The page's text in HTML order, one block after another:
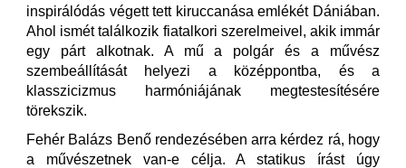
inspirálódás végett tett kiruccanása emlékét Dániában.
Ahol ismét találkozik fiatalkori szerelmeivel, akik immár
egy párt alkotnak. A mű a polgár és a művész
szembeállítását helyezi a középpontba, és a
klasszicizmus harmóniájának megtestesítésére
törekszik.
Fehér Balázs Benő rendezésében arra kérdez rá, hogy
a művészetnek van-e célja. A statikus írást úgy